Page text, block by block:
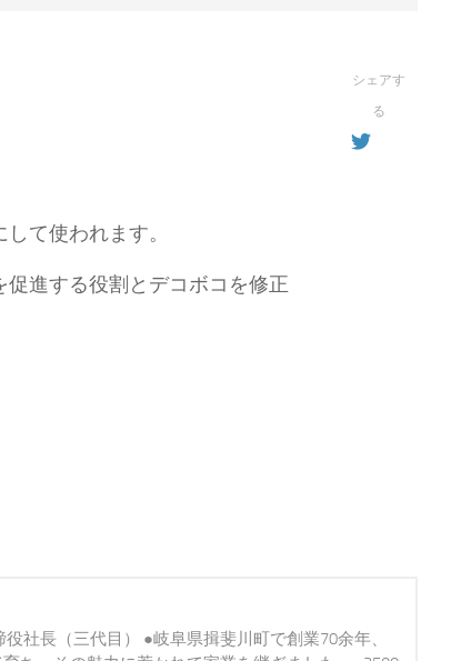
て使われます。
進する役割とデコボコを修正
シェアす
る
社長（三代目） ●岐阜県揖斐川町で創業70余年、